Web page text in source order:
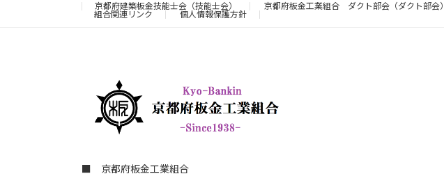
京都府建築板金技能士会（技能士会） 京都府板金工業組合 ダクト部会（ダクト部会）
組合関連リンク
個人情報保護方針
■ 京都府板金工業組合